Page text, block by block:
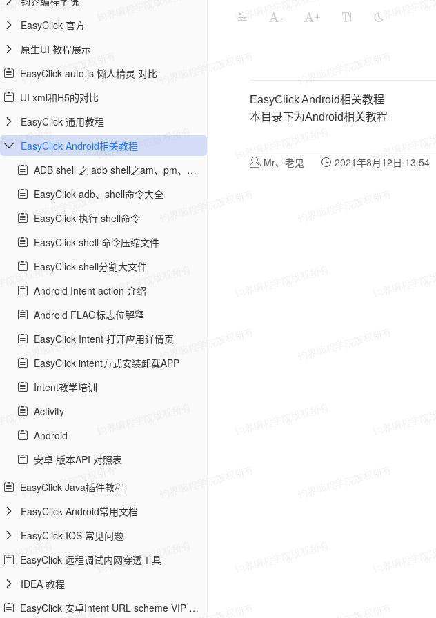
EasyClick 官方
原生UI 教程展示
EasyClick auto.js 懒人精灵 对比
UI xml和H5的对比
EasyClick 通用教程
EasyClick Android相关教程
ADB shell 之 adb shell之am、pm、dpm命令大全
EasyClick adb、shell命令大全
EasyClick 执行 shell命令
EasyClick shell 命令压缩文件
EasyClick shell分割大文件
Android Intent action 介绍
Android FLAG标志位解释
EasyClick Intent 打开应用详情页
EasyClick intent方式安装卸载APP
Intent教学培训
Activity
Android
安卓 版本API 对照表
EasyClick Java插件教程
EasyClick Android常用文档
EasyClick IOS 常见问题
EasyClick 远程调试内网穿透工具
IDEA 教程
EasyClick 安卓Intent URL scheme VIP 教程
- +
EasyClick Android相关教程
本目录下为Android相关教程
Mr、老鬼 2021年8月12日 13:54